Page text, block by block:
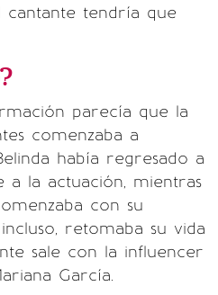
tendría que
parecía que la
comenzaba a
había regresado a
a la actuación, mientras
con su
retomaba su vida
sale con la influencer
García.